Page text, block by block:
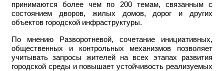
принимаются более чем по 200 темам, связанным с
состоянием дворов, жилых домов, дорог и других
объектов городской инфраструктуры.
По мнению Разворотневой, сочетание инициативных,
общественных и контрольных механизмов позволяет
учитывать запросы жителей на всех этапах развития
городской среды и повышает устойчивость реализуемых